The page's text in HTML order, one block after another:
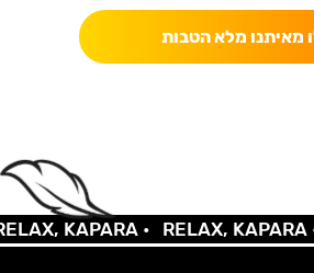
מאיתנו מלא הטבות
KAPARA • RELAX, KAPARA •